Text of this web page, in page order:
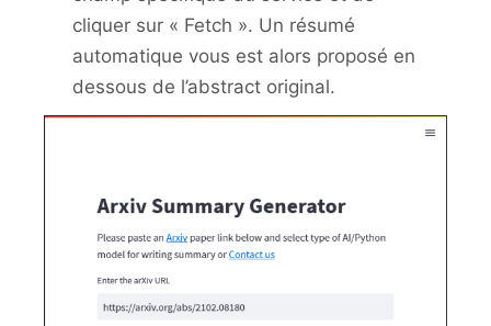
cliquer sur « Fetch ». Un résumé
automatique vous est alors proposé en
dessous de l’abstract original.